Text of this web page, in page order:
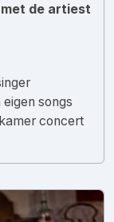
de artiest
songs
concert